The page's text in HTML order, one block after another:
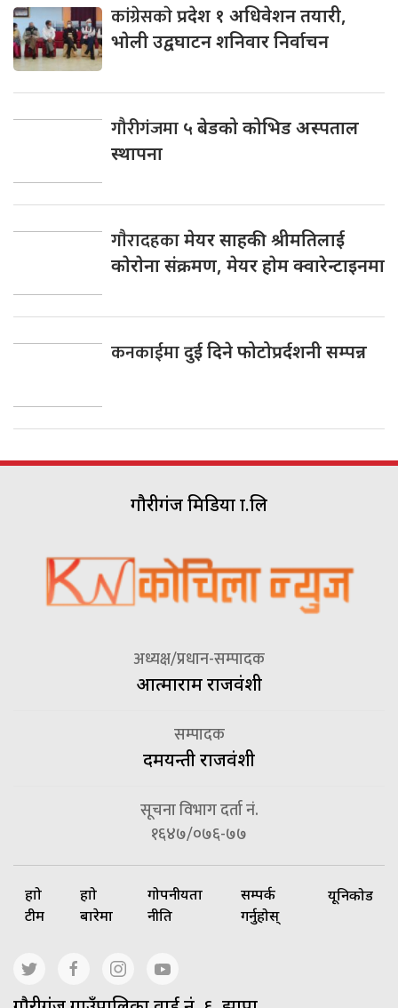
कांग्रेसकाेप्रदेश १ अधिवेशन तयारी,
भाेली उद्वघाटन शनिवार निर्वाचन
गौरीगंजमा ५ बेडको कोभिड अस्पताल
स्थापना
गाैरादहकामेयर साहकी श्रीमतिलाई
काेराेना संक्रमण, मेयर हाेम क्वारेन्टाइनमा
कनकाईमादुई दिने फोटोप्रर्दशनी सम्पन्न
गौरीगंज मिडिया प्रा.लि
अध्यक्ष/प्रधान-सम्पादक
आत्माराम राजवंशी
सम्पादक
दमयन्ती राजवंशी
सूचना विभाग दर्ता नं.
१६४७/०७६-७७
हाम्रो
टीम
हाम्रो
बारेमा
गोपनीयता
नीति
सम्पर्क
गर्नुहोस्
यूनिकोड